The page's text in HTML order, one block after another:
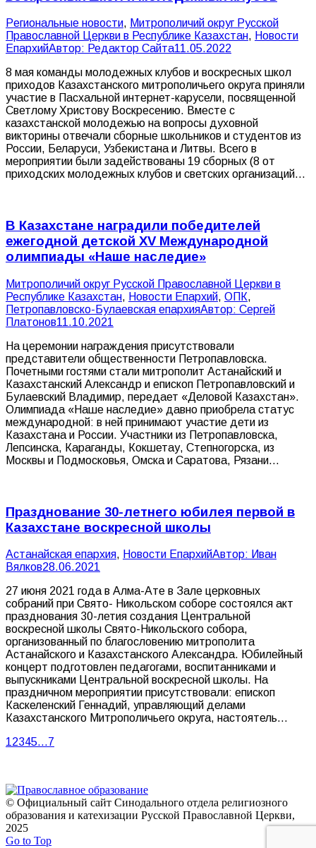
Pегиональные новости, Митрополичий округ Русской
Православной Церкви в Республике Казахстан, Новости
ЕпархийАвтор: Редактор Сайта11.05.2022
8 мая команды молодежных клубов и воскресных школ
приходов Казахстанского митрополичьего округа приняли
участие в Пасхальной интернет-карусели, посвященной
Светлому Христову Воскресению. Вместе с
казахстанской молодежью на вопросы духовной
викторины отвечали сборные школьников и студентов из
России, Беларуси, Узбекистана и Литвы. Всего в
мероприятии были задействованы 19 сборных (8 от
приходских молодежных клубов и светских организаций…
В Казахстане наградили победителей
ежегодной детской XV Международной
олимпиады «Наше наследие»
Митрополичий округ Русской Православной Церкви в
Республике Казахстан, Новости Епархий, ОПК,
Петропавловско-Булаевская епархияАвтор: Сергей
Платонов11.10.2021
На церемонии награждения присутствовали
представители общественности Петропавловска.
Почетными гостями стали митрополит Астанайский и
Казахстанский Александр и епископ Петропавловский и
Булаевский Владимир, передает «Деловой Казахстан».
Олимпиада «Наше наследие» давно приобрела статус
международной: в ней принимают участие дети из
Казахстана и России. Участники из Петропавловска,
Лепсинска, Караганды, Кокшетау, Степногорска, из
Москвы и Подмосковья, Омска и Саратова, Рязани…
Празднование 30-летнего юбилея первой в
Казахстане воскресной школы
Астанайская епархия, Новости ЕпархийАвтор: Иван
Вялков28.06.2021
27 июня 2021 года в Алма-Ате в Зале церковных
собраний при Свято- Никольском соборе состоялся акт
празднования 30-летия создания Центральной
воскресной школы Свято-Никольского собора,
организованный по благословению митрополита
Астанайского и Казахстанского Александра. Юбилейный
концерт подготовлен педагогами, воспитанниками и
выпускниками Центральной воскресной школы. На
праздничном мероприятии присутствовали: епископ
Каскеленский Геннадий, управляющий делами
Казахстанского Митрополичьего округа, настоятель…
12345…7
© Официальный сайт Синодального отдела религиозного
образования и катехизации Русской Православной Церкви,
2025
Go to Top